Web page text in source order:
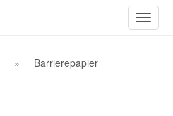
ein-/
Barrierepapier